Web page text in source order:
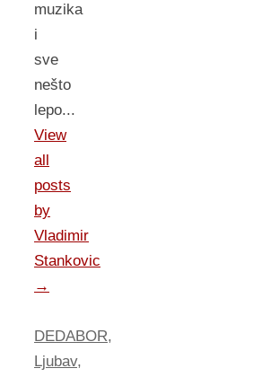
muzika
i
sve
nešto
lepo...
View
all
posts
by
Vladimir
Stankovic
→
DEDABOR,
Ljubav,